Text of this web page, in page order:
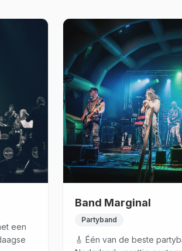
een
Band Marginal
Partyband
🎸 Één van de beste